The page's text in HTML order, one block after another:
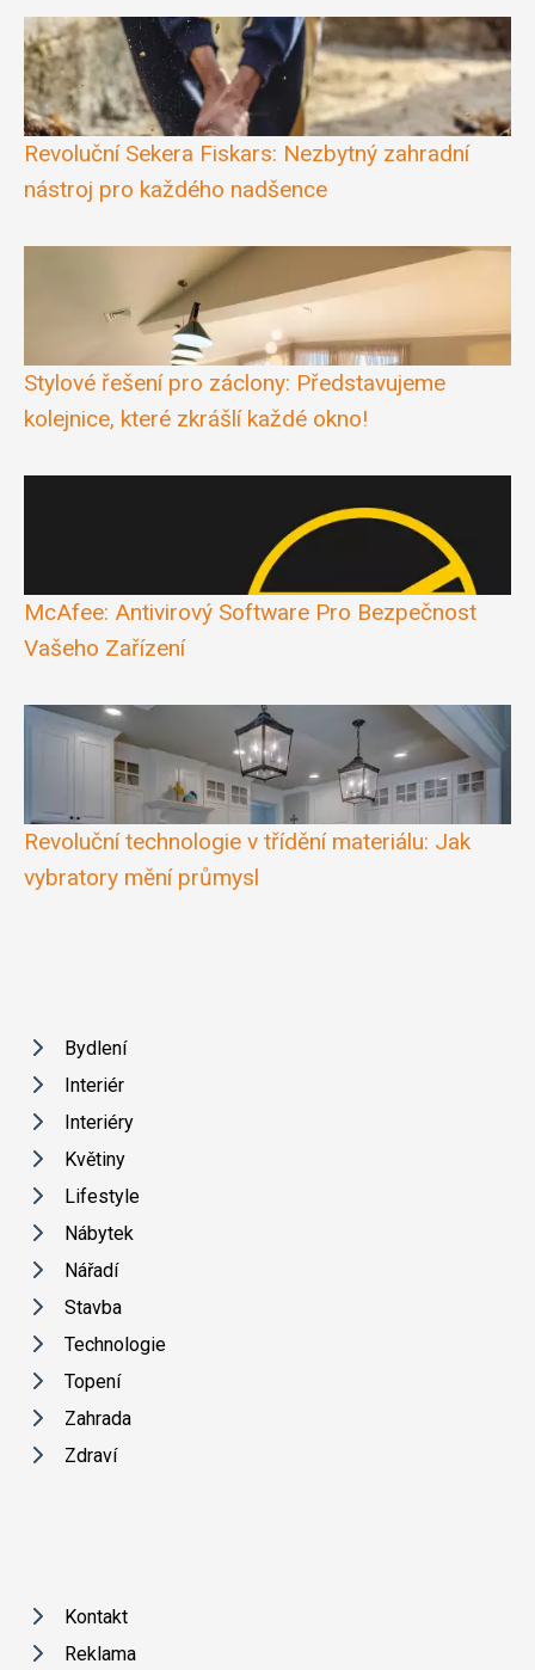
Revoluční Sekera Fiskars: Nezbytný zahradní
nástroj pro každého nadšence
Stylové řešení pro záclony: Představujeme
kolejnice, které zkrášlí každé okno!
McAfee: Antivirový Software Pro Bezpečnost
Vašeho Zařízení
Revoluční technologie v třídění materiálu: Jak
vybratory mění průmysl
Bydlení
Interiér
Interiéry
Květiny
Lifestyle
Nábytek
Nářadí
Stavba
Technologie
Topení
Zahrada
Zdraví
Kontakt
Reklama